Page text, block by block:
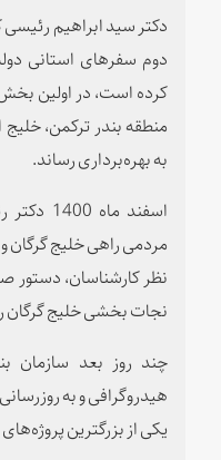
دکتر سید ابراهیم
دوم سفرهای استانی
کرده است، در اولین
منطقه بندر ترکمن،
به بهره‌برداری رساند.
اسفند
مردمی راهی خلیج گرگان
نظر کارشناسان، دستور
نجات بخشی خلیج گرگان
چند روز بعد سازمان
هیدروگرافی و به
یکی از بزرگترین